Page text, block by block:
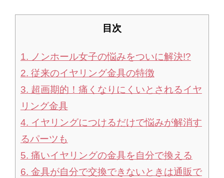
目次
1. ノンホール女子の悩みをついに解決!?
2. 従来のイヤリング金具の特徴
3. 超画期的！痛くなりにくいとされるイヤ
リング金具
4. イヤリングにつけるだけで悩みが解消す
るパーツも
5. 痛いイヤリングの金具を自分で換える
6. 金具が自分で交換できないときは通販で